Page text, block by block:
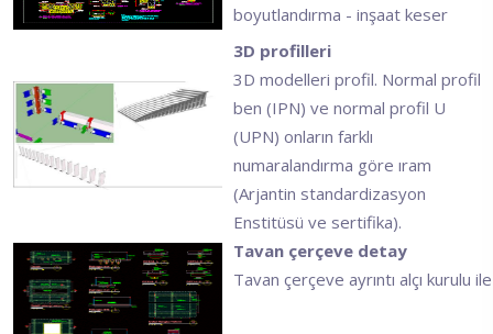
boyutlandırma - inşaat keser
3D profilleri
3D modelleri profil. Normal profil
ben (IPN) ve normal profil U
(UPN) onların farklı
numaralandırma göre ıram
(Arjantin standardizasyon
Enstitüsü ve sertifika).
Tavan çerçeve detay
Tavan çerçeve ayrıntı alçı kurulu ile